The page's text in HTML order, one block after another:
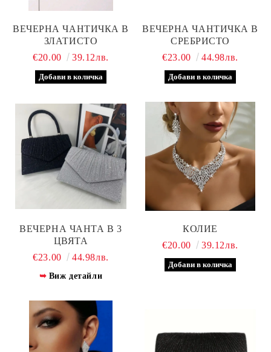
ВЕЧЕРНА ЧАНТИЧКА В
ЗЛАТИСТО
€20.00
39.12лв.
ВЕЧЕРНА ЧАНТИЧКА В
СРЕБРИСТО
€23.00
44.98лв.
ВЕЧЕРНА ЧАНТА В 3
ЦВЯТА
€23.00
44.98лв.
Виж детайли
КОЛИЕ
€20.00
39.12лв.